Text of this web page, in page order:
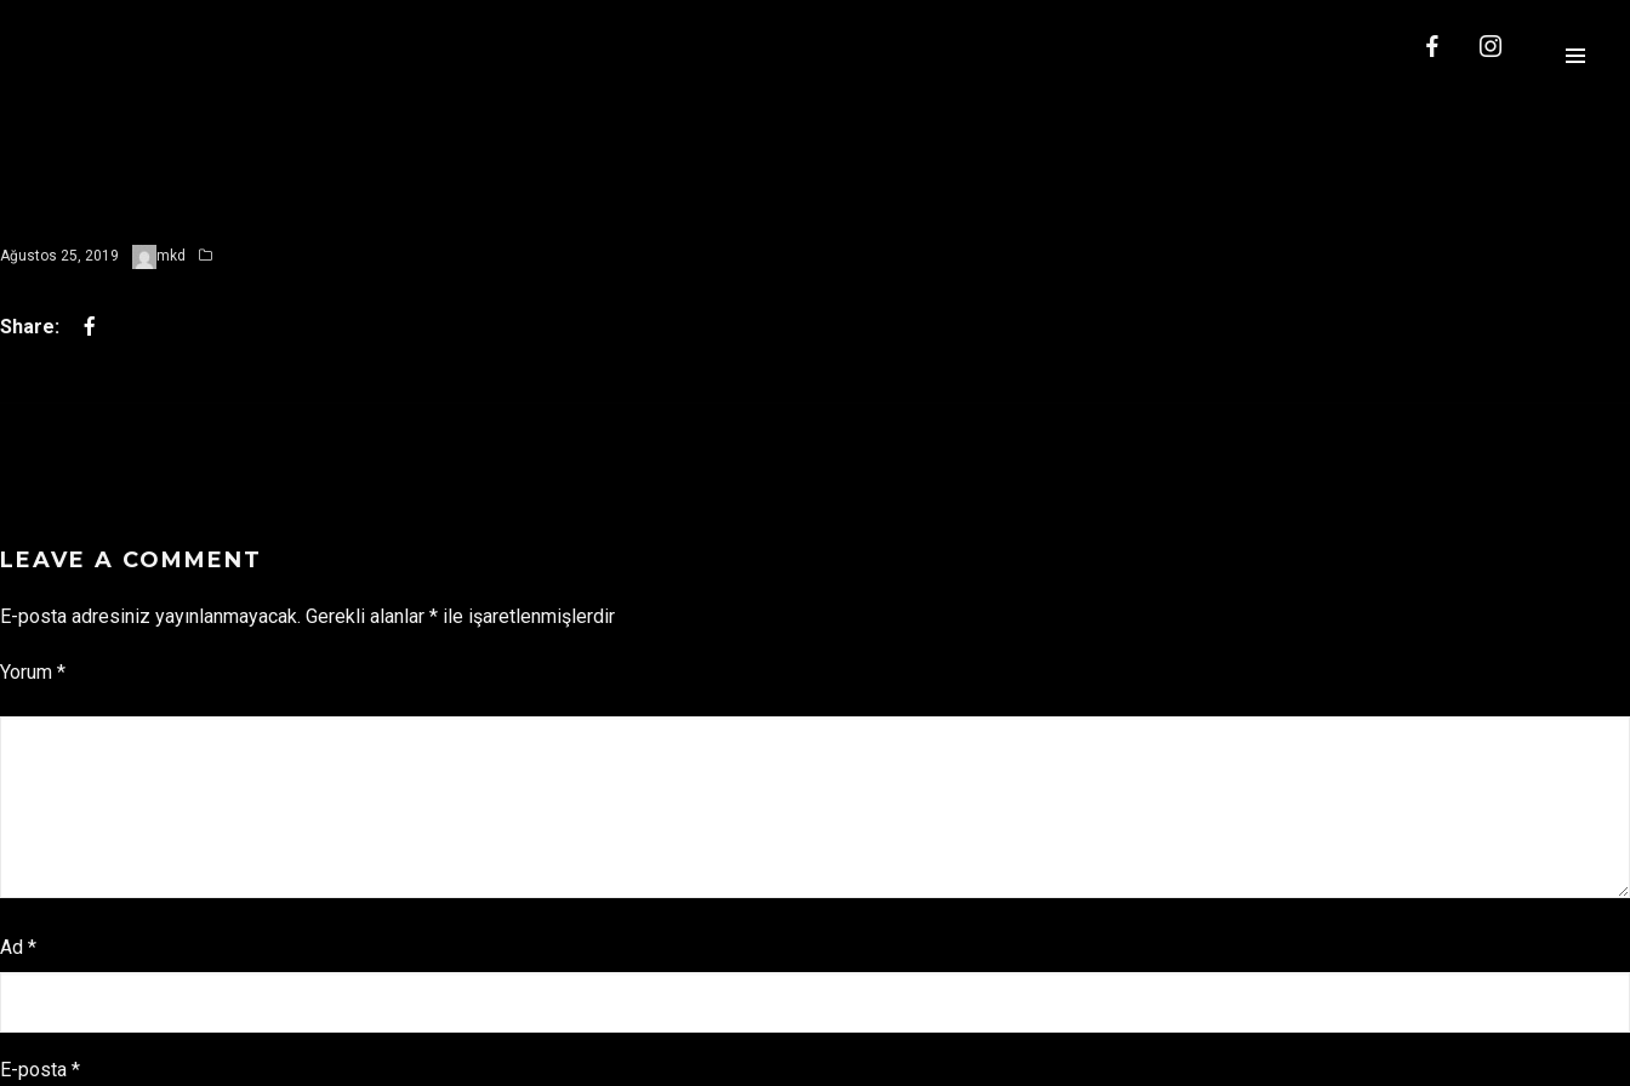
Ağustos 25, 2019 mkd
LEAVE A COMMENT
E-posta adresiniz yayınlanmayacak. Gerekli alanlar * ile işaretlenmişlerdir
Yorum *
Ad *
E-posta *